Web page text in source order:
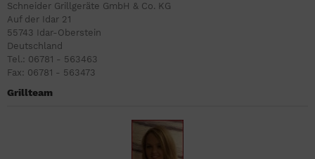
Schneider Grillgeräte GmbH & Co. KG
Auf der Idar 21
55743 Idar-Oberstein
Deutschland
Tel.: 06781 - 563463
Fax: 06781 - 563473
Grillteam